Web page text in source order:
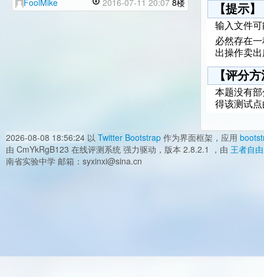
FoolMike
2016-07-11 20:07 8楼 【提示】
输入文件
必然存在
出操作卖
【评分
本题没有
得该测试
2026-08-08 18:56:24 以 Twitter Bootstrap 作为界面框架，应用
由 CmYkRgB123 在线评测系统 强力驱动，版本 2.8.2.1 ，由 王者自由
南省实验中学 邮箱：syxinxi@sina.cn